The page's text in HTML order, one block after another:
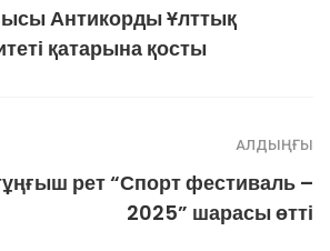
Антикорды Ұлттық
қатарына қосты
АЛДЫҢҒЫ
рет “Спорт фестиваль –
2025” шарасы өтті